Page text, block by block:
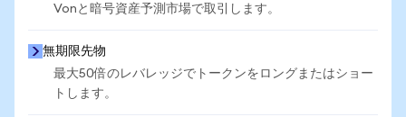
Vonと暗号資産予測市場で取引します。
無期限先物
最大50倍のレバレッジでトークンをロングまたはショー
トします。